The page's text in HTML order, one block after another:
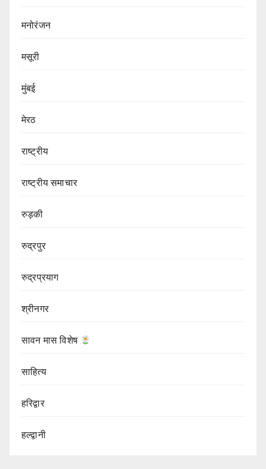
मनोरंजन
मसूरी
मुंबई
मेरठ
राष्ट्रीय
राष्ट्रीय समाचार
रुड़की
रुद्रपुर
रुद्रप्रयाग
श्रीनगर
सावन मास विशेष
साहित्य
हरिद्वार
हल्द्वानी